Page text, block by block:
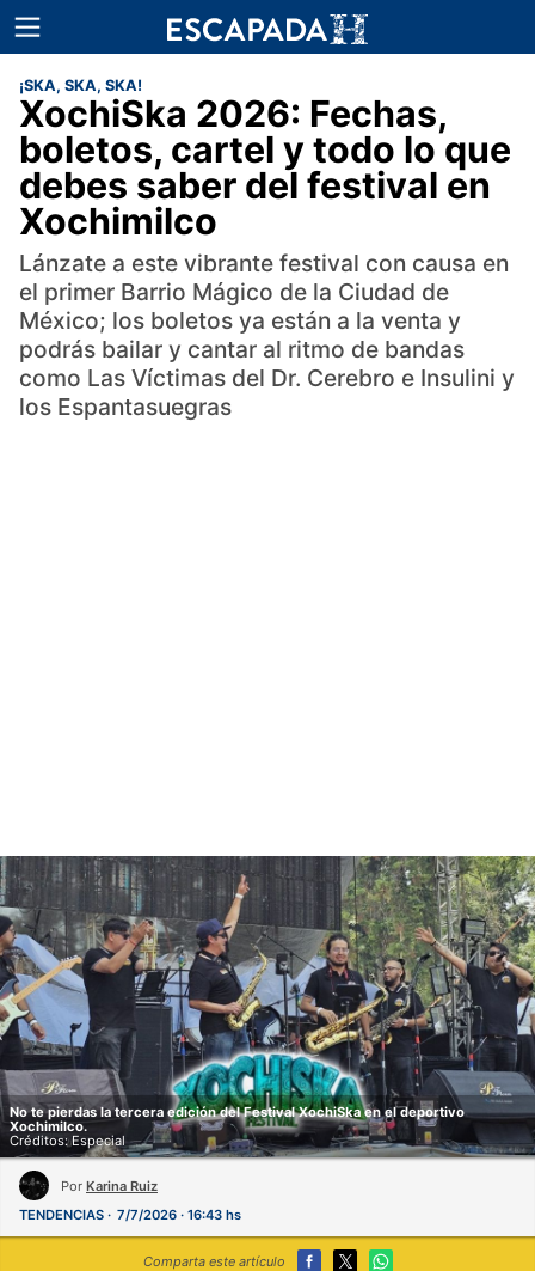
¡SKA, SKA, SKA!
XochiSka 2026: Fechas,
boletos, cartel y todo lo que
debes saber del festival en
Xochimilco
Lánzate a este vibrante festival con causa en
el primer Barrio Mágico de la Ciudad de
México; los boletos ya están a la venta y
podrás bailar y cantar al ritmo de bandas
como Las Víctimas del Dr. Cerebro e Insulini y
los Espantasuegras
No te pierdas la tercera edición del Festival XochiSka en el deportivo
Xochimilco.
Créditos: Especial
Por Karina Ruiz
TENDENCIAS
7/7/2026 · 16:43 hs
Comparta este artículo